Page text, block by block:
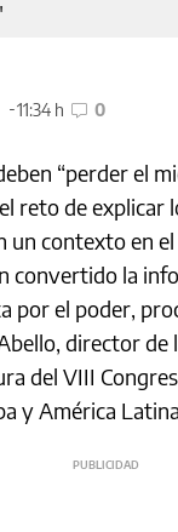
11:34 h 0
“perder el
reto de explicar
un contexto en
convertido la
por el poder,
director de
del VIII
y América